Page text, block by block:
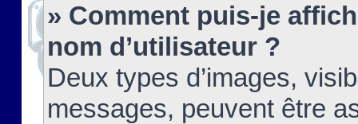
» Comment puis-je
nom d’utilisateur ?
Deux types d’images,
messages, peuvent être